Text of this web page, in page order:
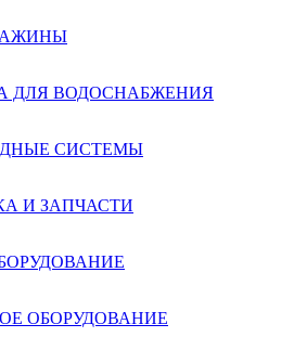
ДЛЯ ВОДОСНАБЖЕНИЯ
СИСТЕМЫ
И ЗАПЧАСТИ
ОБОРУДОВАНИЕ